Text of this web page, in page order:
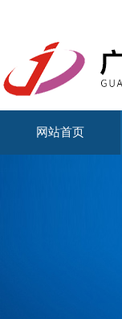
网站首页